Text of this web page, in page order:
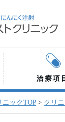
治療項
ックTOP> クリ